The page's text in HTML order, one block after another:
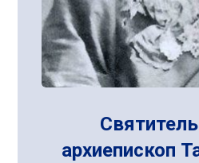
архиепископ